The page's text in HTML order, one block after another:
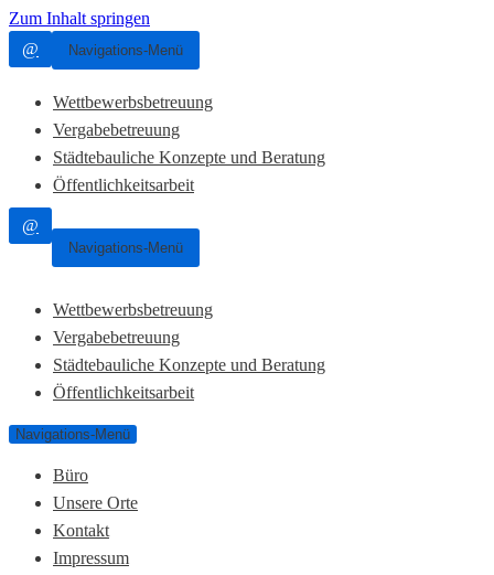
Zum Inhalt springen
@
Navigations-Menü
Wettbewerbsbetreuung
Vergabebetreuung
Städtebauliche Konzepte und Beratung
Öffentlichkeitsarbeit
@
Navigations-Menü
Wettbewerbsbetreuung
Vergabebetreuung
Städtebauliche Konzepte und Beratung
Öffentlichkeitsarbeit
Navigations-Menü
Büro
Unsere Orte
Kontakt
Impressum